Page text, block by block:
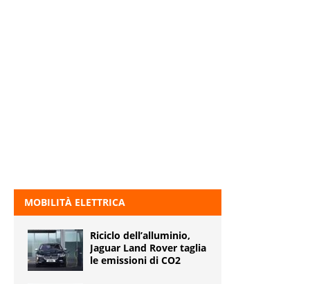
MOBILITÀ ELETTRICA
Riciclo dell’alluminio,
Jaguar Land Rover taglia
le emissioni di CO2